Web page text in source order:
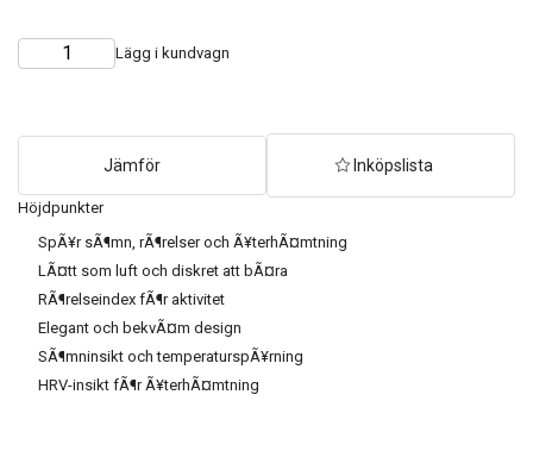
Höjdpunkter
SpÃ¥r sÃ¶mn, rÃ¶relser och Ã¥terhÃ¤mtning
LÃ¤tt som luft och diskret att bÃ¤ra
RÃ¶relseindex fÃ¶r aktivitet
Elegant och bekvÃ¤m design
SÃ¶mninsikt och temperaturspÃ¥rning
HRV-insikt fÃ¶r Ã¥terhÃ¤mtning
Choose
Quantity Lägg i kundvagn
Jämför Inköpslista